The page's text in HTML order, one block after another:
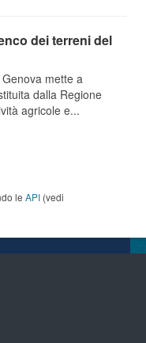
dei terreni del
mette a
dalla Regione
agricole e...
le API (vedi